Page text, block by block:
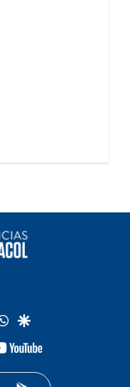
whatsapp
google
youtube-